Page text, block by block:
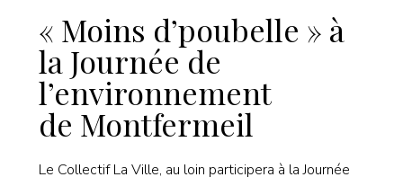
« Moins d’poubelle » à
la Journée de
l’environnement
de Montfermeil
Le Collectif La Ville, au loin participera à la Journée